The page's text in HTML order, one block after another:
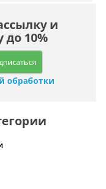
и
до 10%
обработки